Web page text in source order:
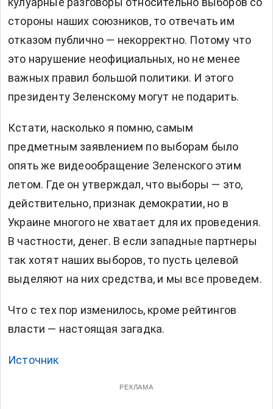
стороны наших союзников, то отвечать им
отказом публично — некорректно. Потому что
это нарушение неофициальных, но не менее
важных правил большой политики. И этого
президенту Зеленскому могут не подарить.
Кстати, насколько я помню, самым
предметным заявлением по выборам было
опять же видеообращение Зеленского этим
летом. Где он утверждал, что выборы — это,
действительно, признак демократии, но в
Украине многого не хватает для их проведения.
В частности, денег. В если западные партнеры
так хотят наших выборов, то пусть целевой
выделяют на них средства, и мы все проведем.
Что с тех пор изменилось, кроме рейтингов
власти — настоящая загадка.
Источник
РЕКЛАМА